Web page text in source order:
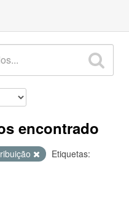
encontrado
Etiquetas: